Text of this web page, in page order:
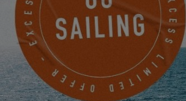
Qualcosa da condividere con
Desidero ricevere per via elettronica
offerte di EXCESS.